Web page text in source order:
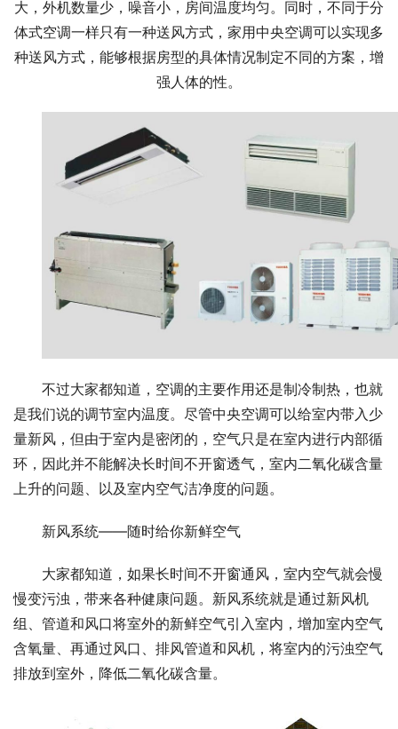
大，外机数量少，噪音小，房间温度均匀。同时，不同于分
体式空调一样只有一种送风方式，家用中央空调可以实现多
种送风方式，能够根据房型的具体情况制定不同的方案，增
强人体的性。
不过大家都知道，空调的主要作用还是制冷制热，也就
是我们说的调节室内温度。尽管中央空调可以给室内带入少
量新风，但由于室内是密闭的，空气只是在室内进行内部循
环，因此并不能解决长时间不开窗透气，室内二氧化碳含量
上升的问题、以及室内空气洁净度的问题。
新风系统——随时给你新鲜空气
大家都知道，如果长时间不开窗通风，室内空气就会慢
慢变污浊，带来各种健康问题。新风系统就是通过新风机
组、管道和风口将室外的新鲜空气引入室内，增加室内空气
含氧量、再通过风口、排风管道和风机，将室内的污浊空气
排放到室外，降低二氧化碳含量。